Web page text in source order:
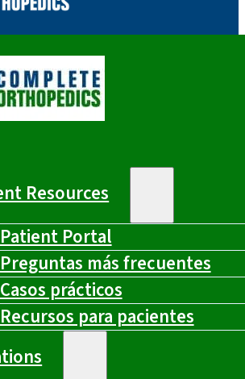
Resources
Patient Portal
Preguntas más frecuentes
Casos prácticos
Recursos para pacientes